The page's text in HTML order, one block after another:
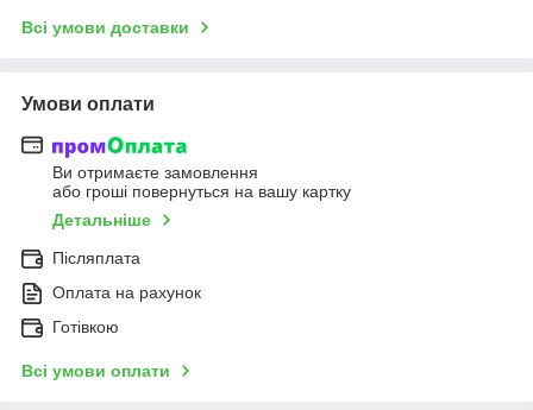
Всі умови доставки
Умови оплати
Ви отримаєте замовлення
або гроші повернуться на вашу картку
Детальніше
Післяплата
Оплата на рахунок
Готівкою
Всі умови оплати